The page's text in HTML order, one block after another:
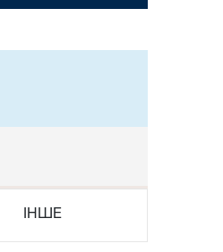
ІНШЕ